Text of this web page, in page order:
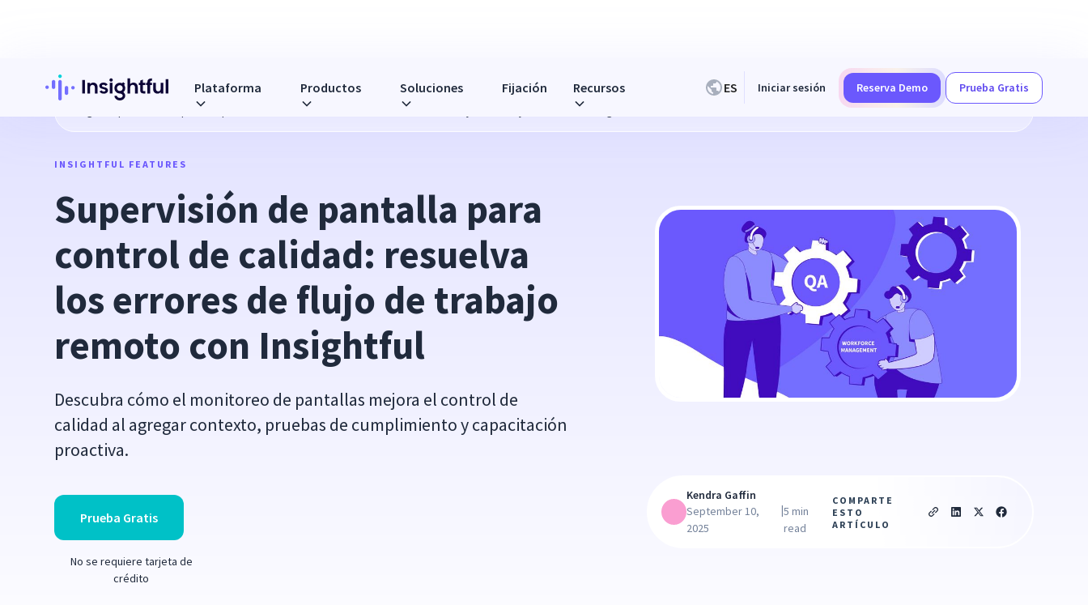
Plataforma Productos Soluciones Fijación Recursos ES Iniciar sesión Reserva Demo
Prueba Gratis
Supervisión de pantalla para control de calidad: resuelva los errores de flujo de trabajo remoto con Insightful
INSIGHTFUL FEATURES
Supervisión de pantalla para
control de calidad: resuelva
los errores de flujo de trabajo
remoto con Insightful
Descubra cómo el monitoreo de pantallas mejora el control de
calidad al agregar contexto, pruebas de cumplimiento y capacitación
proactiva.
Prueba Gratis
No se requiere tarjeta de
crédito
Kendra Gaffin
September 10,
2025
|5 min
read
COMPARTE
ESTO
ARTÍCULO